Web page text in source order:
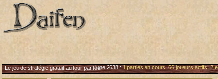
Le jeu de stratégie gratuit au tour par tourlune 2638 :1 parties en cours,66 joueurs actifs,2